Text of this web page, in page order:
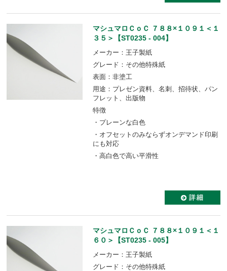
マシュマロＣｏＣ ７８８×１０９１＜１
３５＞【ST0235 - 004】
メーカー：王子製紙
グレード：その他特殊紙
表面：非塗工
用途：プレゼン資料、名刺、招待状、パン
フレット、出版物
特徴
・プレーンな白色
・オフセットのみならずオンデマンド印刷
にも対応
・高白色で高い平滑性
マシュマロＣｏＣ ７８８×１０９１＜１
６０＞【ST0235 - 005】
メーカー：王子製紙
グレード：その他特殊紙